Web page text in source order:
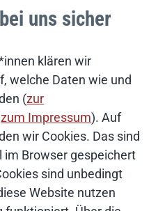
uns sicher
klären wir
welche Daten wie und
(zur
zum Impressum). Auf
wir Cookies. Das sind
im Browser gespeichert
sind unbedingt
Website nutzen